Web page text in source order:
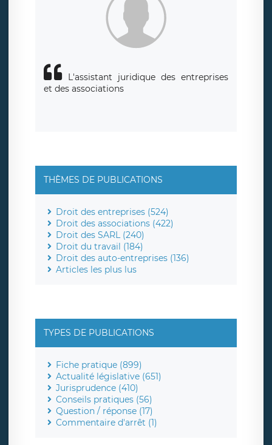
L'assistant juridique des entreprises
et des associations
THÈMES DE PUBLICATIONS
Droit des entreprises (524)
Droit des associations (422)
Droit des SARL (240)
Droit du travail (184)
Droit des auto-entreprises (136)
Articles les plus lus
TYPES DE PUBLICATIONS
Fiche pratique (899)
Actualité législative (651)
Jurisprudence (410)
Conseils pratiques (56)
Question / réponse (17)
Commentaire d'arrêt (1)